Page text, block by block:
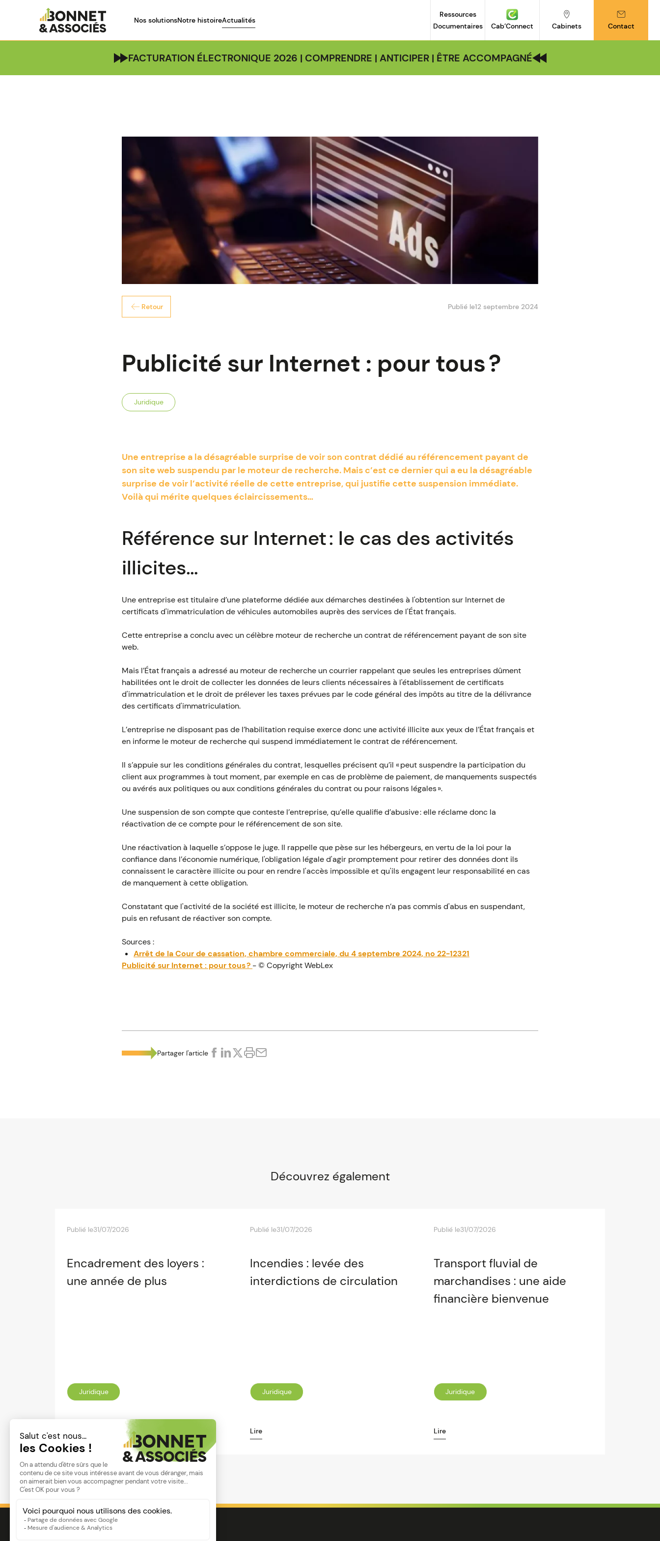
Nos solutionsNotre histoireActualités
Ressources
Documentaires
Cab’Connect Cabinets Contact
FACTURATION ÉLECTRONIQUE 2026 | COMPRENDRE | ANTICIPER | ÊTRE ACCOMPAGNÉ
Retour Publié le12 septembre 2024
Publicité sur Internet : pour tous ?
Juridique
Une entreprise a la désagréable surprise de voir son contrat dédié au référencement payant de
son site web suspendu par le moteur de recherche. Mais c’est ce dernier qui a eu la désagréable
surprise de voir l’activité réelle de cette entreprise, qui justifie cette suspension immédiate.
Voilà qui mérite quelques éclaircissements…
Référence sur Internet : le cas des activités
illicites…
Une entreprise est titulaire d’une plateforme dédiée aux démarches destinées à l'obtention sur Internet de
certificats d'immatriculation de véhicules automobiles auprès des services de l'État français.
Cette entreprise a conclu avec un célèbre moteur de recherche un contrat de référencement payant de son site
web.
Mais l’État français a adressé au moteur de recherche un courrier rappelant que seules les entreprises dûment
habilitées ont le droit de collecter les données de leurs clients nécessaires à l'établissement de certificats
d'immatriculation et le droit de prélever les taxes prévues par le code général des impôts au titre de la délivrance
des certificats d'immatriculation.
L’entreprise ne disposant pas de l’habilitation requise exerce donc une activité illicite aux yeux de l’État français et
en informe le moteur de recherche qui suspend immédiatement le contrat de référencement.
Il s’appuie sur les conditions générales du contrat, lesquelles précisent qu’il « peut suspendre la participation du
client aux programmes à tout moment, par exemple en cas de problème de paiement, de manquements suspectés
ou avérés aux politiques ou aux conditions générales du contrat ou pour raisons légales ».
Une suspension de son compte que conteste l’entreprise, qu’elle qualifie d’abusive : elle réclame donc la
réactivation de ce compte pour le référencement de son site.
Une réactivation à laquelle s’oppose le juge. Il rappelle que pèse sur les hébergeurs, en vertu de la loi pour la
confiance dans l’économie numérique, l'obligation légale d'agir promptement pour retirer des données dont ils
connaissent le caractère illicite ou pour en rendre l'accès impossible et qu'ils engagent leur responsabilité en cas
de manquement à cette obligation.
Constatant que l'activité de la société est illicite, le moteur de recherche n’a pas commis d'abus en suspendant,
puis en refusant de réactiver son compte.
Sources :
Arrêt de la Cour de cassation, chambre commerciale, du 4 septembre 2024, no 22-12321
Publicité sur Internet : pour tous ? - © Copyright WebLex
Partager l'article
Découvrez également
Publié le31/07/2026
Encadrement des loyers :
une année de plus
Juridique
Publié le31/07/2026
Incendies : levée des
interdictions de circulation
Juridique
Lire
Publié le31/07/2026
Transport fluvial de
marchandises : une aide
financière bienvenue
Juridique
Lire